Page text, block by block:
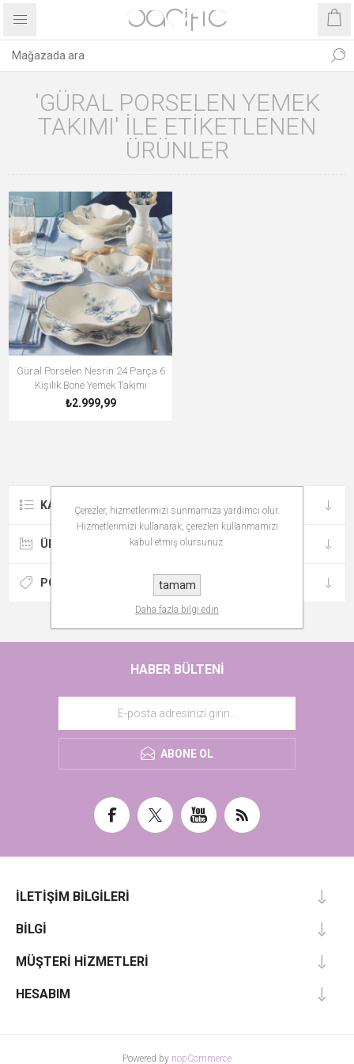
'GÜRAL PORSELEN YEMEK
TAKIMI' ILE ETIKETLENEN
ÜRÜNLER
Güral Porselen Nesrin 24 Parça 6
Kişilik Bone Yemek Takımı
₺2.999,99
KATEGORILER
ÜRETICILER
POPÜLER ETIKETLER
HABER BÜLTENI
ABONE OL
İLETIŞIM BILGILERI
BILGI
MÜŞTERI HIZMETLERI
HESABIM
Powered by nopCommerce
Çerezler, hizmetlerimizi sunmamıza yardımcı olur.
Hizmetlerimizi kullanarak, çerezleri kullanmamızı
kabul etmiş olursunuz.
tamam
Daha fazla bilgi edin